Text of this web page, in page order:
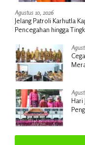
Agustus 10, 2026
Jelang Patroli Karhutla
Pencegahan hingga
Hari